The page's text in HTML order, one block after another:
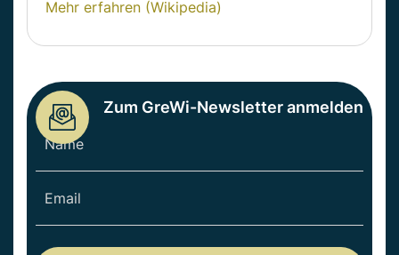
Mehr erfahren (Wikipedia)
Zum GreWi-Newsletter anmelden